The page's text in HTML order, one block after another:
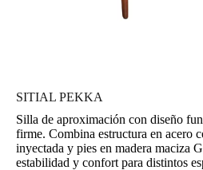
SITIAL PEKKA
Silla de aproximación con diseño
firme. Combina estructura en acero
inyectada y pies en madera maciza
estabilidad y confort para distintos